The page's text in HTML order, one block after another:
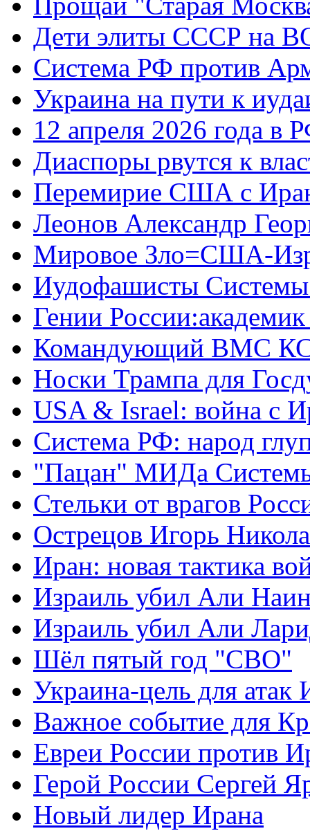
Дети элиты СССР на
Система РФ против
Украина на пути к
12 апреля 2026 года в
Диаспоры рвутся к
Перемирие США с
Леонов Александр
Мировое Зло=США-
Иудофашисты
Гении
Командующий ВМС
Носки Трампа для
USA & Israel: война с
Система РФ: народ
"Пацан" МИДа
Стельки от врагов
Острецов Игорь
Иран: новая тактика
Израиль убил Али
Израиль убил Али
Шёл пятый год "СВО"
Украина-цель для атак
Важное событие для
Евреи России против
Герой России Сергей
Новый лидер Ирана